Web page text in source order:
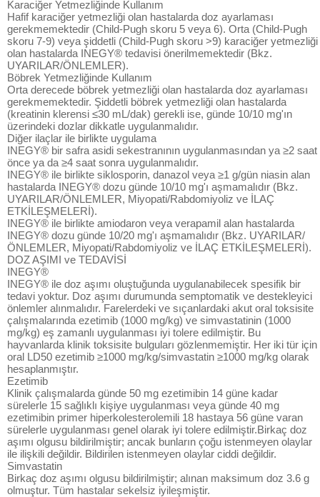
Karaciğer Yetmezliğinde Kullanım
Hafif karaciğer yetmezliği olan hastalarda doz ayarlaması
gerekmemektedir (Child-Pugh skoru 5 veya 6). Orta (Child-Pugh
skoru 7-9) veya şiddetli (Child-Pugh skoru >9) karaciğer yetmezliği
olan hastalarda INEGY® tedavisi önerilmemektedir (Bkz.
UYARILAR/ÖNLEMLER).
Böbrek Yetmezliğinde Kullanım
Orta derecede böbrek yetmezliği olan hastalarda doz ayarlaması
gerekmemektedir. Şiddetli böbrek yetmezliği olan hastalarda
(kreatinin klerensi ≤30 mL/dak) gerekli ise, günde 10/10 mg'ın
üzerindeki dozlar dikkatle uygulanmalıdır.
Diğer ilaçlar ile birlikte uygulama
INEGY® bir safra asidi sekestranının uygulanmasından ya ≥2 saat
önce ya da ≥4 saat sonra uygulanmalıdır.
INEGY® ile birlikte siklosporin, danazol veya ≥1 g/gün niasin alan
hastalarda INEGY® dozu günde 10/10 mg'ı aşmamalıdır (Bkz.
UYARILAR/ÖNLEMLER, Miyopati/Rabdomiyoliz ve İLAÇ
ETKİLEŞMELERİ).
INEGY® ile birlikte amiodaron veya verapamil alan hastalarda
INEGY® dozu günde 10/20 mg'ı aşmamalıdır (Bkz. UYARILAR/
ÖNLEMLER, Miyopati/Rabdomiyoliz ve İLAÇ ETKİLEŞMELERİ).
DOZ AŞIMI ve TEDAVİSİ
INEGY®
INEGY® ile doz aşımı oluştuğunda uygulanabilecek spesifik bir
tedavi yoktur. Doz aşımı durumunda semptomatik ve destekleyici
önlemler alınmalıdır. Farelerdeki ve sıçanlardaki akut oral toksisite
çalışmalarında ezetimib (1000 mg/kg) ve simvastatinin (1000
mg/kg) eş zamanlı uygulanması iyi tolere edilmiştir. Bu
hayvanlarda klinik toksisite bulguları gözlenmemiştir. Her iki tür için
oral LD50 ezetimib ≥1000 mg/kg/simvastatin ≥1000 mg/kg olarak
hesaplanmıştır.
Ezetimib
Klinik çalışmalarda günde 50 mg ezetimibin 14 güne kadar
sürelerle 15 sağlıklı kişiye uygulanması veya günde 40 mg
ezetimibin primer hiperkolesterolemili 18 hastaya 56 güne varan
sürelerle uygulanması genel olarak iyi tolere edilmiştir.Birkaç doz
aşımı olgusu bildirilmiştir; ancak bunların çoğu istenmeyen olaylar
ile ilişkili değildir. Bildirilen istenmeyen olaylar ciddi değildir.
Simvastatin
Birkaç doz aşımı olgusu bildirilmiştir; alınan maksimum doz 3.6 g
olmuştur. Tüm hastalar sekelsiz iyileşmiştir.